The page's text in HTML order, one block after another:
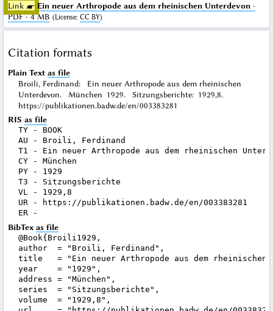
Link ☛ Ein neuer Arthropode aus dem rheinischen Unterdevon·
PDF · 4 MB (License: CC BY)
Citation formats
Plain Text as file
Broili, Ferdinand: Ein neuer Arthropode aus dem rheinischen
Unterdevon. München 1929. Sitzungsberichte: 1929,8.
https://publikationen.badw.de/en/003383281
RIS as file
TY - BOOK
AU - Broili, Ferdinand
T1 - Ein neuer Arthropode aus dem rheinischen
CY - München
PY - 1929
T3 - Sitzungsberichte
VL - 1929,8
UR - https://publikationen.badw.de/en/003383281
BibTex as file
@Book{Broili1929,
author  = "Broili, Ferdinand",
title   = "Ein neuer Arthropode aus dem rheinischen
year    = "1929",
address = "München",
series  = "Sitzungsberichte",
volume  = "1929,8",